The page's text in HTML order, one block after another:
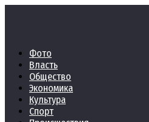
Фото
Власть
Общество
Экономика
Культура
Спорт